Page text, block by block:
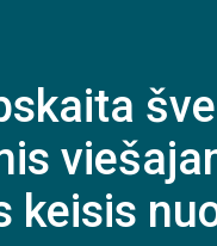
keisis